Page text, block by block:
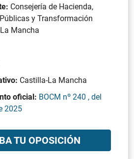
Consejería de Hacienda,
y Transformación
Mancha
Castilla-La Mancha
oficial: BOCM nº 240 , del
2025
TU OPOSICIÓN